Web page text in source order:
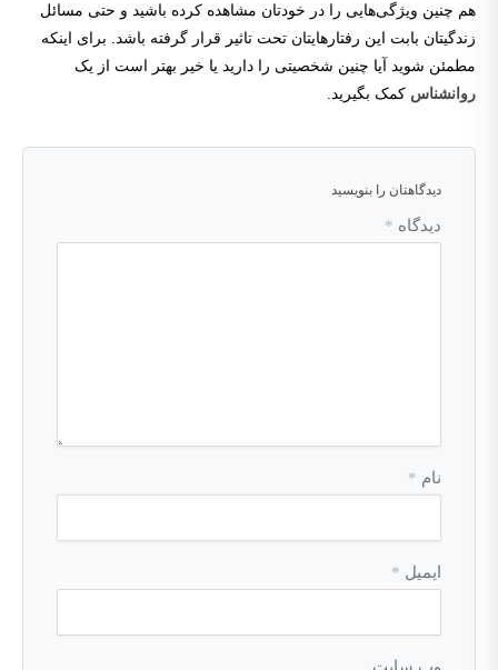
هم چنین ویژگی‌هایی را در خودتان مشاهده کرده باشید و حتی مسائل
زندگیتان بابت این رفتارهایتان تحت تاثیر قرار گرفته باشد. برای اینکه
مطمئن شوید آیا چنین شخصیتی را دارید یا خیر بهتر است از یک
روانشناس کمک بگیرید.
دیدگاهتان را بنویسید
دیدگاه *
نام *
ایمیل *